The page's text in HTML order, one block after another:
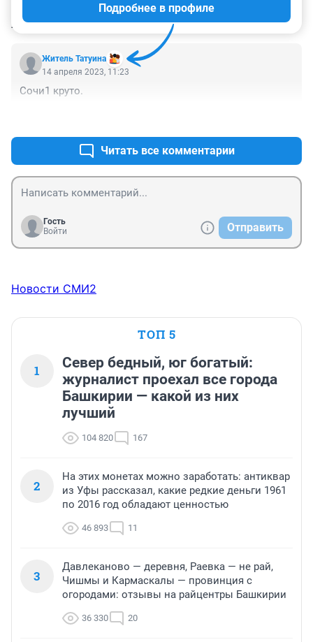
КОММЕНТАРИИ 1
Житель Татуина
Подробнее в профиле
14 апреля 2023, 11:23
Сочи1 круто.
Читать все комментарии
Гость
Войти
Отправить
Новости СМИ2
ТОП 5
1
Север бедный, юг богатый:
журналист проехал все города
Башкирии — какой из них
лучший
104 820 167
2
На этих монетах можно заработать: антиквар
из Уфы рассказал, какие редкие деньги 1961
по 2016 год обладают ценностью
46 893 11
3
Давлеканово — деревня, Раевка — не рай,
Чишмы и Кармаскалы — провинция с
огородами: отзывы на райцентры Башкирии
36 330 20